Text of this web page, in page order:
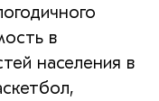
в
населения в